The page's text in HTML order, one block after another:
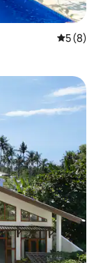
5 de
5 (8)